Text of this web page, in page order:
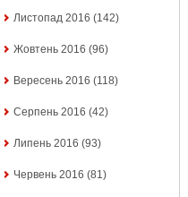
Листопад 2016 (142)
Жовтень 2016 (96)
Вересень 2016 (118)
Серпень 2016 (42)
Липень 2016 (93)
Червень 2016 (81)